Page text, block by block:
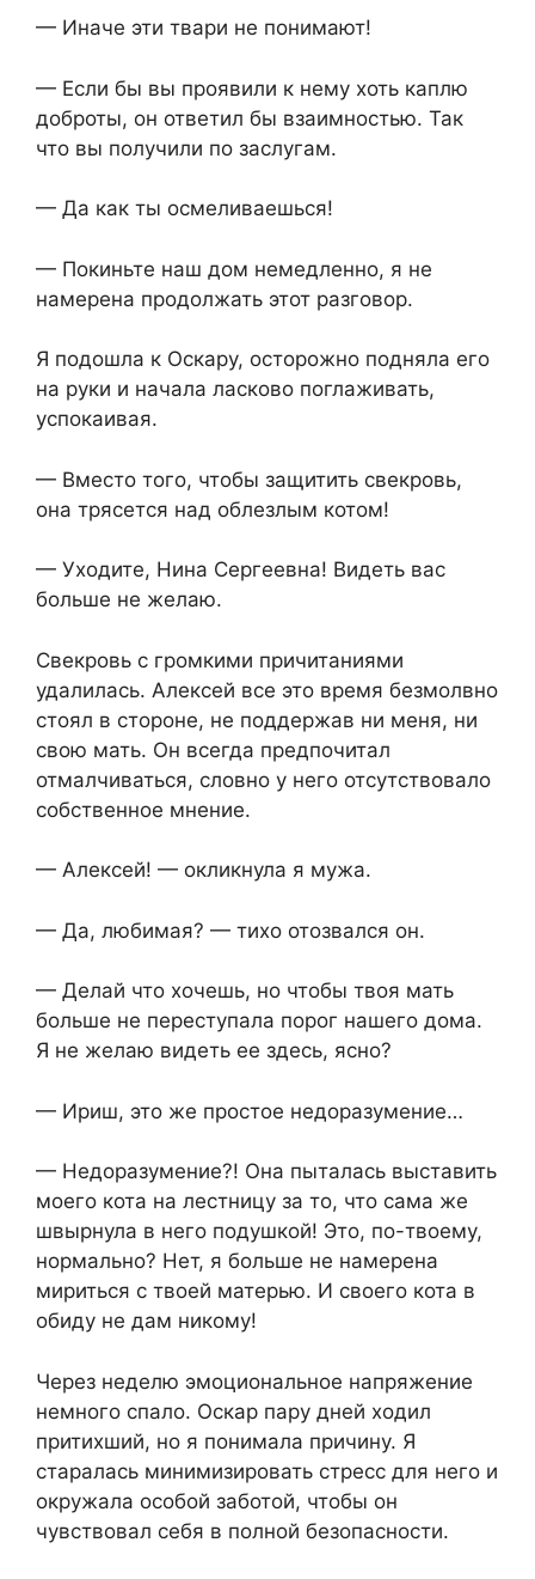
— Иначе эти твари не понимают!
— Если бы вы проявили к нему хоть каплю
доброты, он ответил бы взаимностью. Так
что вы получили по заслугам.
— Да как ты осмеливаешься!
— Покиньте наш дом немедленно, я не
намерена продолжать этот разговор.
Я подошла к Оскару, осторожно подняла его
на руки и начала ласково поглаживать,
успокаивая.
— Вместо того, чтобы защитить свекровь,
она трясется над облезлым котом!
— Уходите, Нина Сергеевна! Видеть вас
больше не желаю.
Свекровь с громкими причитаниями
удалилась. Алексей все это время безмолвно
стоял в стороне, не поддержав ни меня, ни
свою мать. Он всегда предпочитал
отмалчиваться, словно у него отсутствовало
собственное мнение.
— Алексей! — окликнула я мужа.
— Да, любимая? — тихо отозвался он.
— Делай что хочешь, но чтобы твоя мать
больше не переступала порог нашего дома.
Я не желаю видеть ее здесь, ясно?
— Ириш, это же простое недоразумение…
— Недоразумение?! Она пыталась выставить
моего кота на лестницу за то, что сама же
швырнула в него подушкой! Это, по-твоему,
нормально? Нет, я больше не намерена
мириться с твоей матерью. И своего кота в
обиду не дам никому!
Через неделю эмоциональное напряжение
немного спало. Оскар пару дней ходил
притихший, но я понимала причину. Я
старалась минимизировать стресс для него и
окружала особой заботой, чтобы он
чувствовал себя в полной безопасности.